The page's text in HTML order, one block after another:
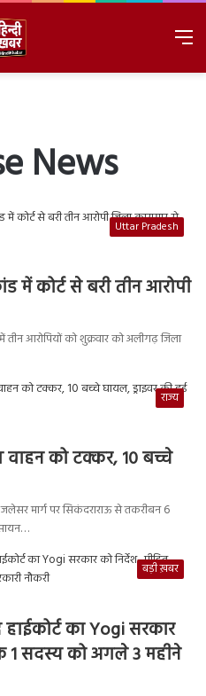
News
Uttar Pradesh
में कोर्ट से बरी तीन आरोपी
आरोपियों को शुक्रवार को अलीगढ़ जिला
राज्य
वाहन को टक्कर, 10 बच्चे
मार्ग पर सिकंदराराऊ से तकरीबन 6
बड़ी ख़बर
का Yogi सरकार
के 1 सदस्य को अगले 3 महीने